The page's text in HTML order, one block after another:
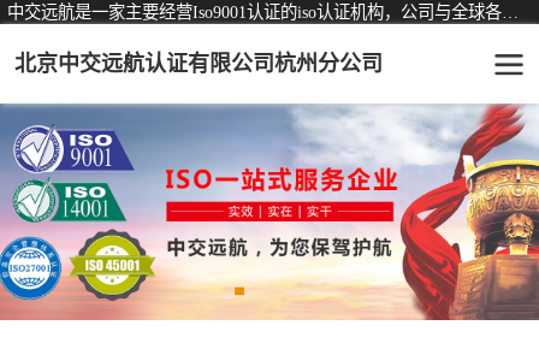
北京中交远航认证有限公司杭州分公司
认证服务 可从事认证业务一览表
ISO9001质量管理体系认证
ISO14001环境管理体系认证
ISO45001职业健康安全管理体系认证